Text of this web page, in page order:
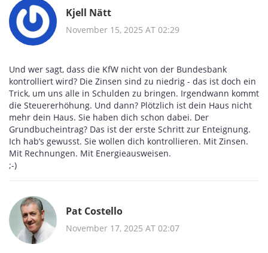
Kjell Nätt
November 15, 2025 AT 02:29
Und wer sagt, dass die KfW nicht von der Bundesbank
kontrolliert wird? Die Zinsen sind zu niedrig - das ist doch ein
Trick, um uns alle in Schulden zu bringen. Irgendwann kommt
die Steuererhöhung. Und dann? Plötzlich ist dein Haus nicht
mehr dein Haus. Sie haben dich schon dabei. Der
Grundbucheintrag? Das ist der erste Schritt zur Enteignung.
Ich hab’s gewusst. Sie wollen dich kontrollieren. Mit Zinsen.
Mit Rechnungen. Mit Energieausweisen.
;-)
Pat Costello
November 17, 2025 AT 02:07